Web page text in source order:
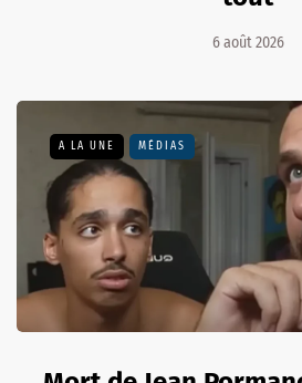
6 août 2026
A LA UNE MÉDIAS